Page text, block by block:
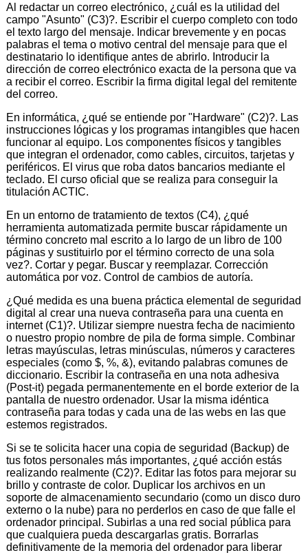
Al redactar un correo electrónico, ¿cuál es la utilidad del
campo "Asunto" (C3)?. Escribir el cuerpo completo con todo
el texto largo del mensaje. Indicar brevemente y en pocas
palabras el tema o motivo central del mensaje para que el
destinatario lo identifique antes de abrirlo. Introducir la
dirección de correo electrónico exacta de la persona que va
a recibir el correo. Escribir la firma digital legal del remitente
del correo.
En informática, ¿qué se entiende por "Hardware" (C2)?. Las
instrucciones lógicas y los programas intangibles que hacen
funcionar al equipo. Los componentes físicos y tangibles
que integran el ordenador, como cables, circuitos, tarjetas y
periféricos. El virus que roba datos bancarios mediante el
teclado. El curso oficial que se realiza para conseguir la
titulación ACTIC.
En un entorno de tratamiento de textos (C4), ¿qué
herramienta automatizada permite buscar rápidamente un
término concreto mal escrito a lo largo de un libro de 100
páginas y sustituirlo por el término correcto de una sola
vez?. Cortar y pegar. Buscar y reemplazar. Corrección
automática por voz. Control de cambios de autoría.
¿Qué medida es una buena práctica elemental de seguridad
digital al crear una nueva contraseña para una cuenta en
internet (C1)?. Utilizar siempre nuestra fecha de nacimiento
o nuestro propio nombre de pila de forma simple. Combinar
letras mayúsculas, letras minúsculas, números y caracteres
especiales (como $, %, &), evitando palabras comunes de
diccionario. Escribir la contraseña en una nota adhesiva
(Post-it) pegada permanentemente en el borde exterior de la
pantalla de nuestro ordenador. Usar la misma idéntica
contraseña para todas y cada una de las webs en las que
estemos registrados.
Si se te solicita hacer una copia de seguridad (Backup) de
tus fotos personales más importantes, ¿qué acción estás
realizando realmente (C2)?. Editar las fotos para mejorar su
brillo y contraste de color. Duplicar los archivos en un
soporte de almacenamiento secundario (como un disco duro
externo o la nube) para no perderlos en caso de que falle el
ordenador principal. Subirlas a una red social pública para
que cualquiera pueda descargarlas gratis. Borrarlas
definitivamente de la memoria del ordenador para liberar